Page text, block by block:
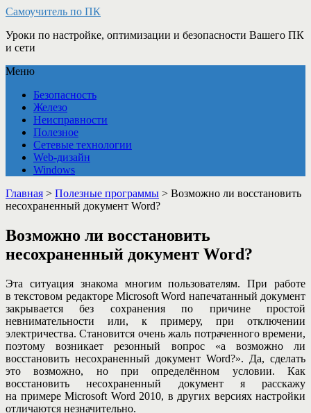
Самоучитель по ПК
Уроки по настройке, оптимизации и безопасности Вашего ПК
и сети
Меню
Безопасность
Железо
Неисправности
Полезное
Сетевые технологии
Web-дизайн
Windows
Главная > Полезные программы > Возможно ли восстановить
несохраненный документ Word?
Возможно ли восстановить
несохраненный документ Word?
Эта ситуация знакома многим пользователям. При работе
в текстовом редакторе Microsoft Word напечатанный документ
закрывается без сохранения по причине простой
невнимательности или, к примеру, при отключении
электричества. Становится очень жаль потраченного времени,
поэтому возникает резонный вопрос «а возможно ли
восстановить несохраненный документ Word?». Да, сделать
это возможно, но при определённом условии. Как
восстановить несохраненный документ я расскажу
на примере Microsoft Word 2010, в других версиях настройки
отличаются незначительно.